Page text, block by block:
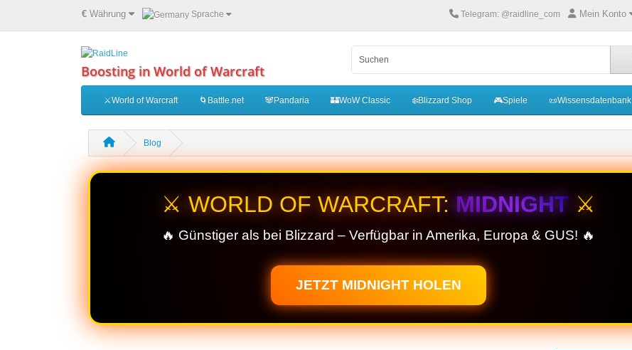
€ Währung Sprache Telegram: @raidline_com Mein Konto
Boosting in World of Warcraft
⚔️World of Warcraft 🌀Battle.net 🐼Pandaria 🏰WoW Classic ❄️Blizzard Shop 🎮Spiele 📜Wissensdatenbank
Blog
⚔️ WORLD OF WARCRAFT: MIDNIGHT⚔️
🔥 Günstiger als bei Blizzard – Verfügbar in Amerika, Europa & GUS! 🔥
JETZT MIDNIGHT HOLEN